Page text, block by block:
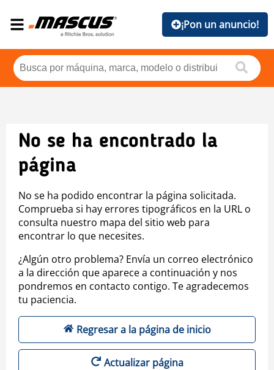
¡Pon un anuncio!
No se ha encontrado la
página
No se ha podido encontrar la página solicitada.
Comprueba si hay errores tipográficos en la URL o
consulta nuestro mapa del sitio web para
encontrar lo que necesites.
¿Algún otro problema? Envía un correo electrónico
a la dirección que aparece a continuación y nos
pondremos en contacto contigo. Te agradecemos
tu paciencia.
Regresar a la página de inicio
Actualizar página